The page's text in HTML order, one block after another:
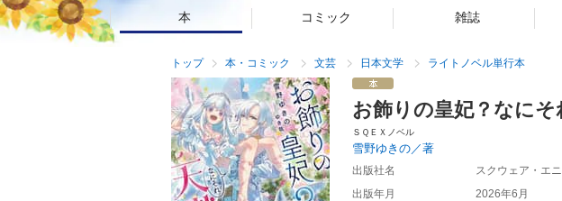
本 コミック 雑誌
トップ 本・コミック 文芸 日本文学 ライトノベル単行本
お飾りの皇妃？なに
ＳＱＥＸノベル
雪野ゆきの／著
出版社名
スクウェア・エ
出版年月
2026年6月